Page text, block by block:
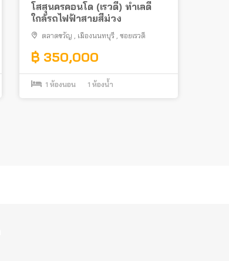
โสสุนครคอนโด (เรวดี) ทำเลดี
ใกล้รถไฟฟ้าสายสีม่วง
ตลาดขวัญ , เมืองนนทบุรี , ซอยเรวดี
฿ 350,000
1 ห้องนอน 1 ห้องน้ำ